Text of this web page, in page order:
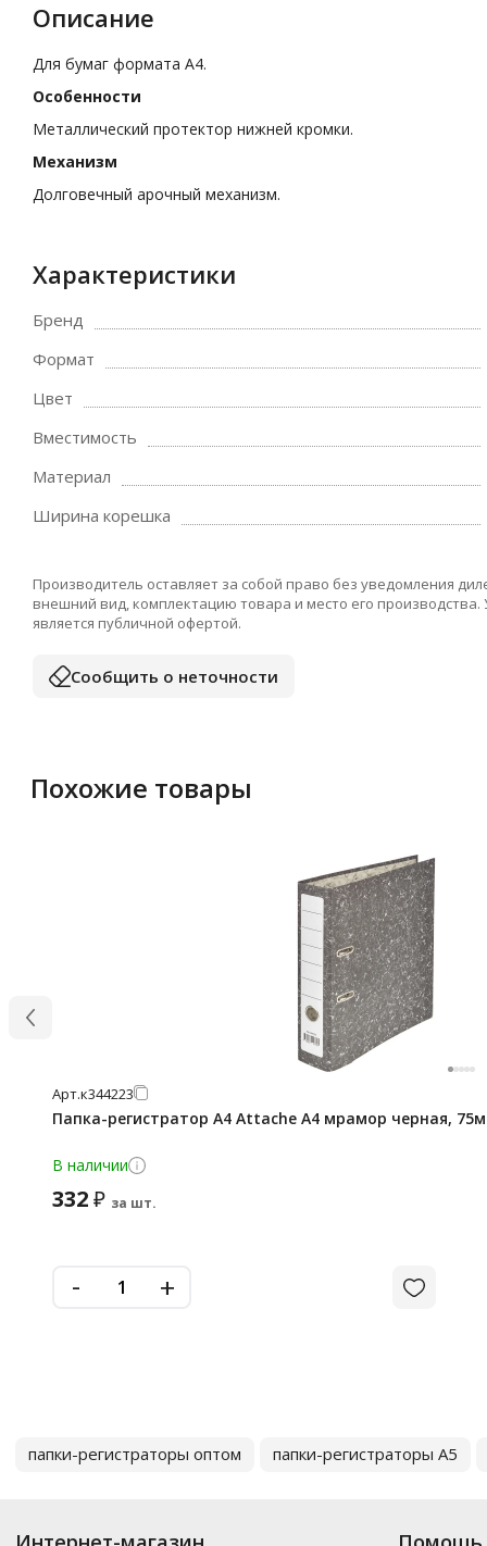
Описание
Для бумаг формата А4.
Особенности
Металлический протектор нижней кромки.
Механизм
Долговечный арочный механизм.
Характеристики
Бренд
Формат
Цвет
Вместимость
Материал
Ширина корешка
Производитель оставляет за собой право без уведомления
внешний вид, комплектацию товара и место его
является публичной офертой.
Сообщить о неточности
Похожие товары
Арт.к344223
Папка-регистратор А4 Attache A4 мрамор черная,
В наличии
332₽ за шт.
- +
папки-регистраторы оптом папки-регистраторы А5